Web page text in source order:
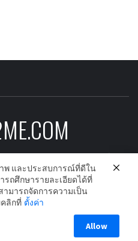
ดต ดาราเกาหลี ซีรีย์
นักร้องเกาหลีก่อนใคร
Elegant Magazine
พ และประสบการณ์ที่ดีใน
ถศึกษารายละเอียดได้ที่
ามารถจัดการความเป็น
ลิกที่ ตั้งค่า
Allow